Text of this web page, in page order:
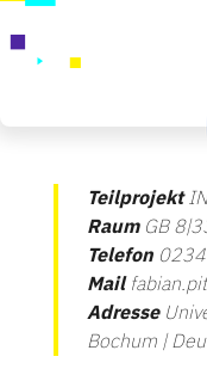
Teilprojekt
RaumGB
Telefon
Mail
Adresse
Bochum |